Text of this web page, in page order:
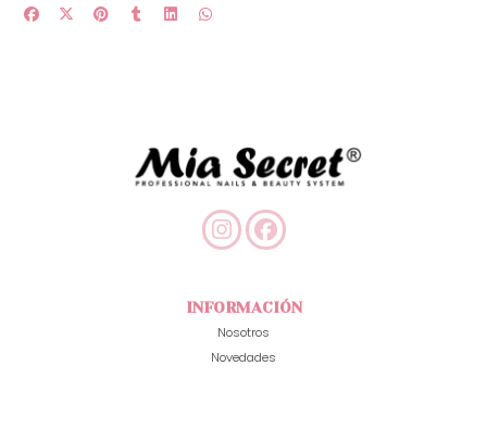
INFORMACIÓN
Nosotros
Novedades